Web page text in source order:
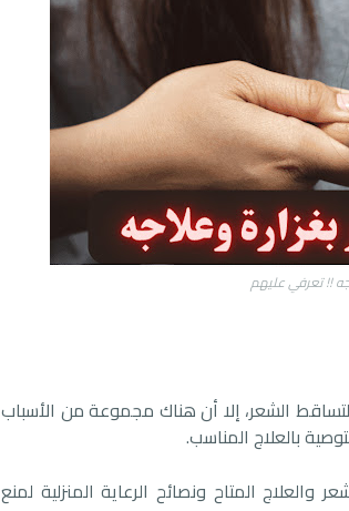
الشعر، إلا أن هناك مجموعة من الأسباب
بالعلاج المناسب.
المتاح ونصائح الرعاية المنزلية لمنع